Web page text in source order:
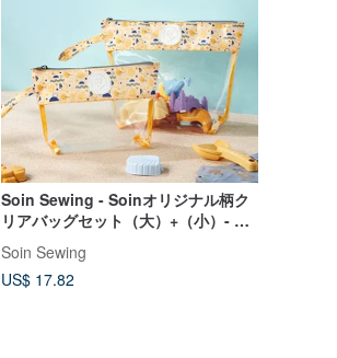
Soin Sewing - Soinオリジナル柄ク
リアバッグセット（大）+（小）- 遊
び心ある幾何学模様
Soin Sewing
US$ 17.82